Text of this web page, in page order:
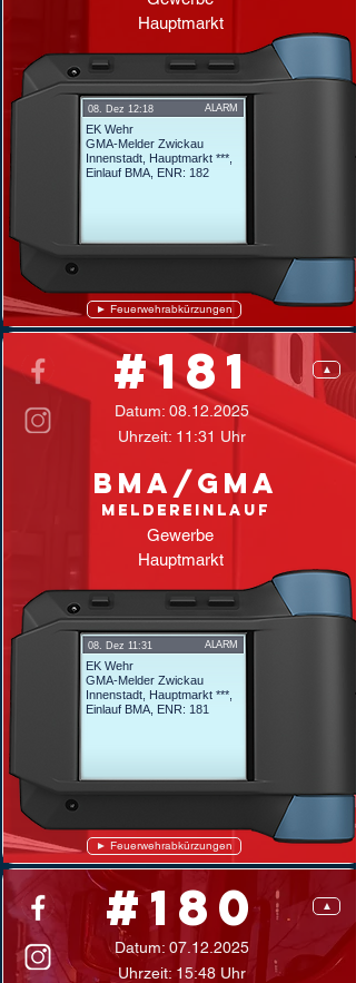
Hauptmarkt
ALARM
EK Wehr
GMA-Melder Zwickau
Innenstadt, Hauptmarkt ***,
Einlauf BMA, ENR: 182
08. Dez 12:18
► Feuerwehrabkürzungen
#181
Datum: 08.12.2025
Uhrzeit: 11:31 Uhr
▲
BMA/GMA
Meldereinlauf
Gewerbe
Hauptmarkt
ALARM
EK Wehr
GMA-Melder Zwickau
Innenstadt, Hauptmarkt ***,
Einlauf BMA, ENR: 181
08. Dez 11:31
► Feuerwehrabkürzungen
#180
Datum: 07.12.2025
Uhrzeit: 15:48 Uhr
▲